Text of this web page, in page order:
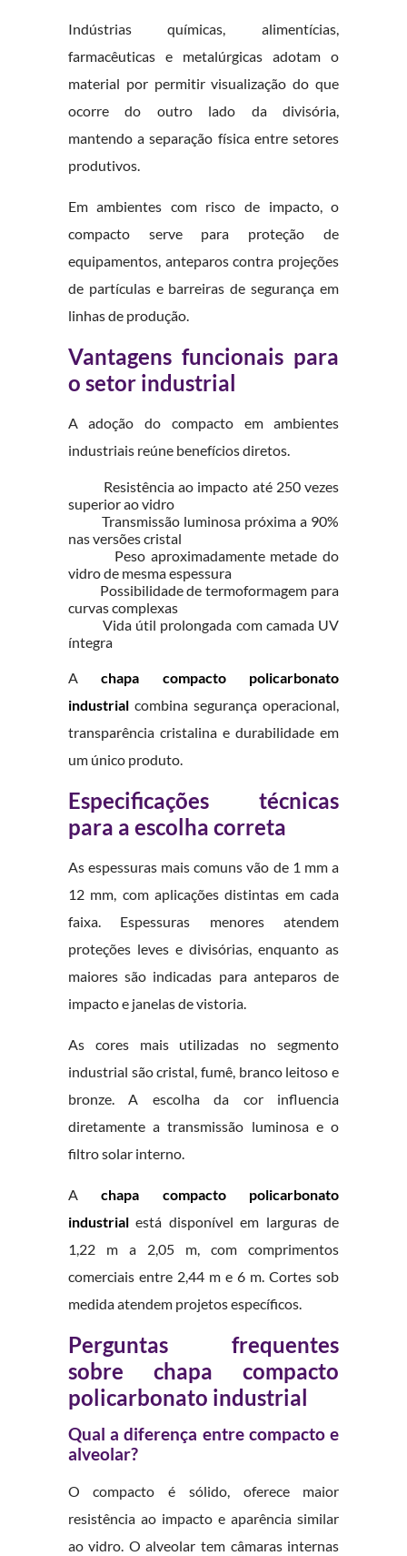
Indústrias químicas, alimentícias,
farmacêuticas e metalúrgicas adotam o
material por permitir visualização do que
ocorre do outro lado da divisória,
mantendo a separação física entre setores
produtivos.
Em ambientes com risco de impacto, o
compacto serve para proteção de
equipamentos, anteparos contra projeções
de partículas e barreiras de segurança em
linhas de produção.
Vantagens funcionais para
o setor industrial
A adoção do compacto em ambientes
industriais reúne benefícios diretos.
Resistência ao impacto até 250 vezes
superior ao vidro
Transmissão luminosa próxima a 90%
nas versões cristal
Peso aproximadamente metade do
vidro de mesma espessura
Possibilidade de termoformagem para
curvas complexas
Vida útil prolongada com camada UV
íntegra
Achapa compacto policarbonato
industrialcombina segurança operacional,
transparência cristalina e durabilidade em
um único produto.
Especificações técnicas
para a escolha correta
As espessuras mais comuns vão de 1 mm a
12 mm, com aplicações distintas em cada
faixa. Espessuras menores atendem
proteções leves e divisórias, enquanto as
maiores são indicadas para anteparos de
impacto e janelas de vistoria.
As cores mais utilizadas no segmento
industrial são cristal, fumê, branco leitoso e
bronze. A escolha da cor influencia
diretamente a transmissão luminosa e o
filtro solar interno.
Achapa compacto policarbonato
industrialestá disponível em larguras de
1,22 m a 2,05 m, com comprimentos
comerciais entre 2,44 m e 6 m. Cortes sob
medida atendem projetos específicos.
Perguntas frequentes
sobre chapa compacto
policarbonato industrial
Qual a diferença entre compacto e
alveolar?
O compacto é sólido, oferece maior
resistência ao impacto e aparência similar
ao vidro. O alveolar tem câmaras internas